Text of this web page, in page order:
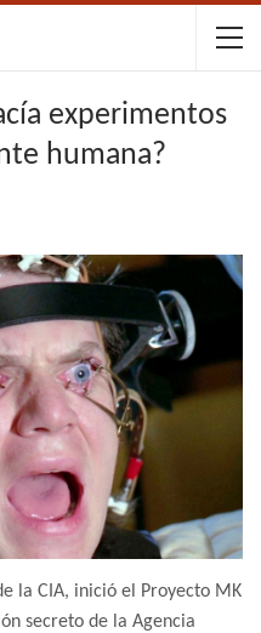
experimentos
humana?
la CIA, inició el Proyecto MK
secreto de la Agencia